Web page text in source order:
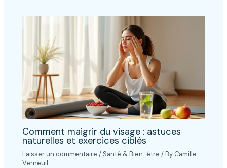
Comment maigrir du visage : astuces
naturelles et exercices ciblés
Laisser un commentaire / Santé & Bien-être / By Camille
Verneuil